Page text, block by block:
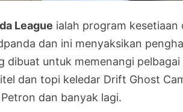
League ialah program
dan ini menyaksikan
dibuat untuk memenangi
dan topi keledar Drift Ghost
dan banyak lagi.